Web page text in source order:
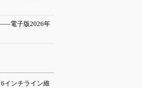
電子版2026年
インチライン維